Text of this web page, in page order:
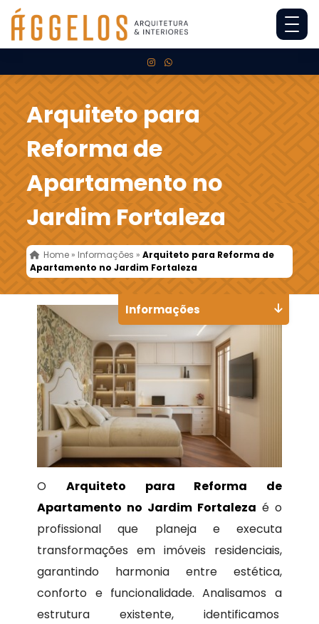
Arquiteto para
Reforma de
Apartamento no
Jardim Fortaleza
Home » Informações »Arquiteto para Reforma de
Apartamento no Jardim Fortaleza
O Arquiteto para Reforma de
Apartamento no Jardim Fortaleza é o
profissional que planeja e executa
transformações em imóveis residenciais,
garantindo harmonia entre estética,
conforto e funcionalidade. Analisamos a
estrutura existente, identificamos
Informações